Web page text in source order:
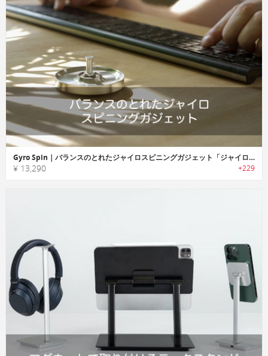
Gyro Spin｜バランスのとれたジャイロスピニングガジェット「ジャイロスピン」
¥ 13,290 +229